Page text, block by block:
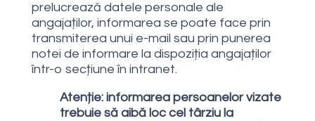
prelucrează datele personale ale
angajaților, informarea se poate face prin
transmiterea unui e-mail sau prin punerea
notei de informare la dispoziția angajaților
într-o secțiune în intranet.
Atenție: informarea persoanelor vizate
trebuie să aibă loc cel târziu la